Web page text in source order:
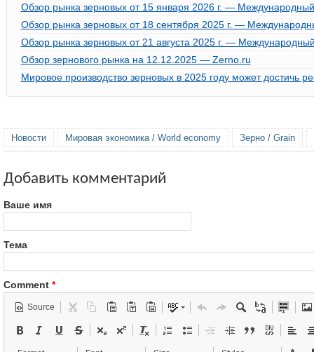
Обзор рынка зерновых от 15 января 2026 г. —
Обзор рынка зерновых от 18 сентября 2025 г. —
Обзор рынка зерновых от 21 августа 2025 г. —
Обзор зернового рынка на 12.12.2025 — Zerno.ru
Мировое производство зерновых в 2025 году может достичь
Новости Мировая экономика / World economy Зерно / Grain
Добавить комментарий
Ваше имя
Тема
Comment *
Source